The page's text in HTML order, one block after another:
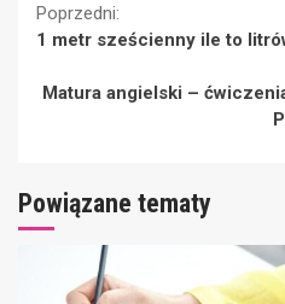
Continue
Poprzedni:
1 metr sześcienny ile to
Matura angielski –
Powiązane tematy